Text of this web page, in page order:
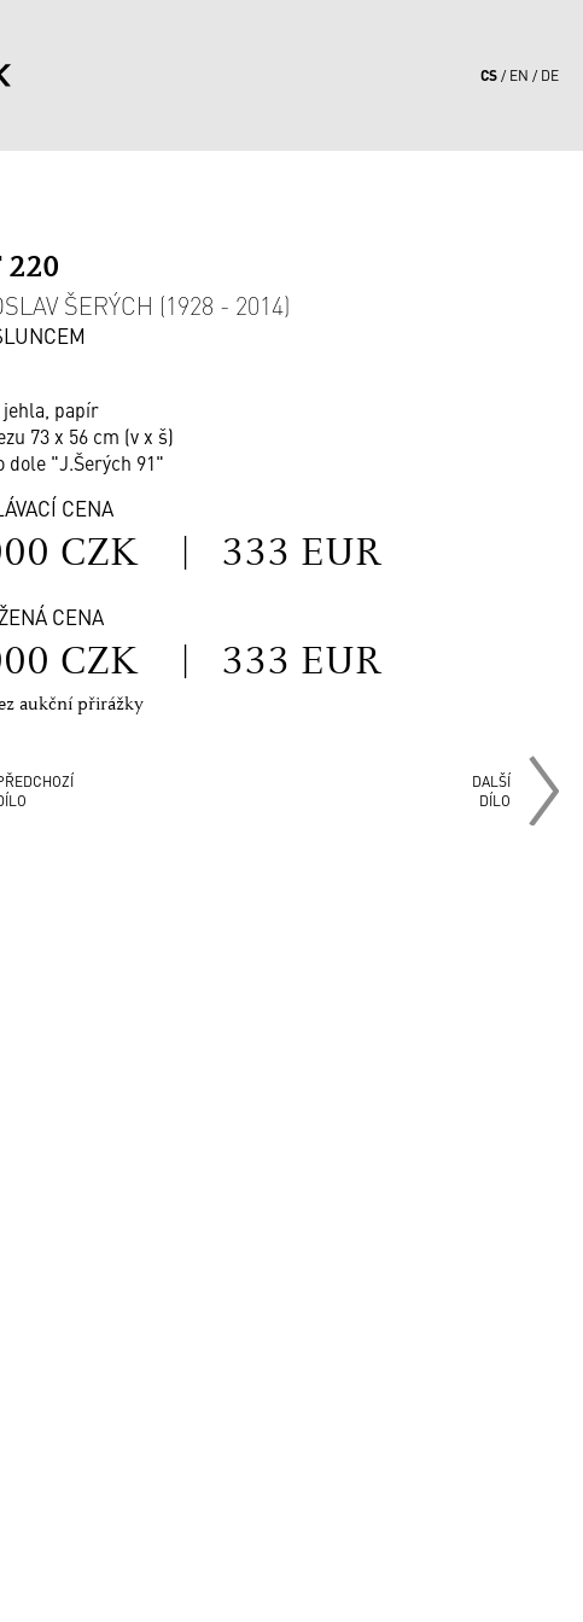
CS EN DE
220
ŠERÝCH (1928 - 2014)
jehla, papír
73 x 56 cm (v x š)
dole "J.Šerých 91"
CENA
CZK | 333 EUR
CENA
CZK | 333 EUR
aukční přirážky
DALŠÍ
DÍLO